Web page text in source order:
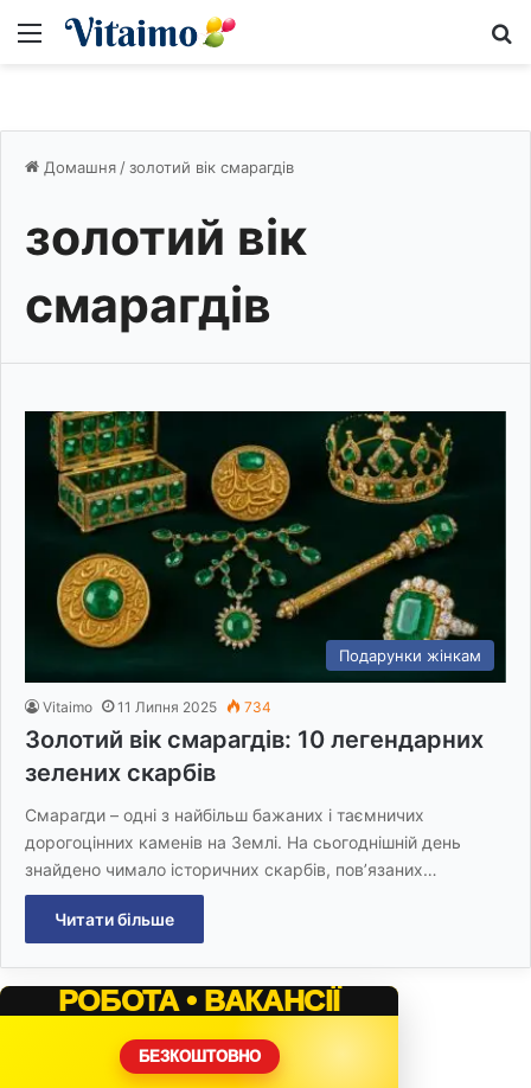
Меню
Домашня /золотий вік смарагдів
золотий вік
смарагдів
Подарунки жінкам
Vitaimo 11 Липня 2025 734
Золотий вік смарагдів: 10 легендарних
зелених скарбів
Смарагди – одні з найбільш бажаних і таємничих
дорогоцінних каменів на Землі. На сьогоднішній день
знайдено чимало історичних скарбів, пов’язаних…
Читати більше
РОБОТА • ВАКАНСІЇ
БЕЗКОШТОВНО